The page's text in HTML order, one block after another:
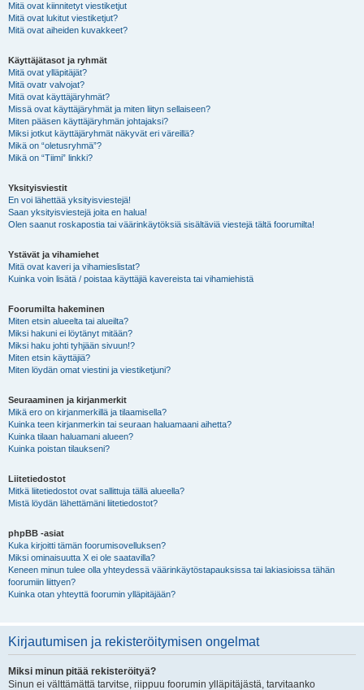
Mitä ovat kiinnitetyt viestiketjut
Mitä ovat lukitut viestiketjut?
Mitä ovat aiheiden kuvakkeet?
Käyttäjätasot ja ryhmät
Mitä ovat ylläpitäjät?
Mitä ovatr valvojat?
Mitä ovat käyttäjäryhmät?
Missä ovat käyttäjäryhmät ja miten liityn sellaiseen?
Miten pääsen käyttäjäryhmän johtajaksi?
Miksi jotkut käyttäjäryhmät näkyvät eri väreillä?
Mikä on “oletusryhmä”?
Mikä on “Tiimi” linkki?
Yksityisviestit
En voi lähettää yksityisviestejä!
Saan yksityisviestejä joita en halua!
Olen saanut roskapostia tai väärinkäytöksiä sisältäviä viestejä tältä foorumilta!
Ystävät ja vihamiehet
Mitä ovat kaveri ja vihamieslistat?
Kuinka voin lisätä / poistaa käyttäjiä kavereista tai vihamiehistä
Foorumilta hakeminen
Miten etsin alueelta tai alueilta?
Miksi hakuni ei löytänyt mitään?
Miksi haku johti tyhjään sivuun!?
Miten etsin käyttäjiä?
Miten löydän omat viestini ja viestiketjuni?
Seuraaminen ja kirjanmerkit
Mikä ero on kirjanmerkillä ja tilaamisella?
Kuinka teen kirjanmerkin tai seuraan haluamaani aihetta?
Kuinka tilaan haluamani alueen?
Kuinka poistan tilaukseni?
Liitetiedostot
Mitkä liitetiedostot ovat sallittuja tällä alueella?
Mistä löydän lähettämäni liitetiedostot?
phpBB -asiat
Kuka kirjoitti tämän foorumisovelluksen?
Miksi ominaisuutta X ei ole saatavilla?
Keneen minun tulee olla yhteydessä väärinkäytöstapauksissa tai lakiasioissa tähän
foorumiin liittyen?
Kuinka otan yhteyttä foorumin ylläpitäjään?
Kirjautumisen ja rekisteröitymisen ongelmat
Miksi minun pitää rekisteröityä?
Sinun ei välttämättä tarvitse, riippuu foorumin ylläpitäjästä, tarvitaanko